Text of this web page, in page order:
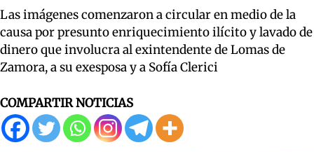
Las imágenes comenzaron a circular en medio de la
causa por presunto enriquecimiento ilícito y lavado de
dinero que involucra al exintendente de Lomas de
Zamora, a su exesposa y a Sofía Clerici
COMPARTIR NOTICIAS